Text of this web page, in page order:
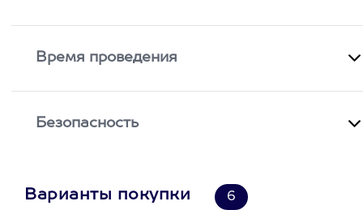
Время проведения
Безопасность
Варианты покупки 6